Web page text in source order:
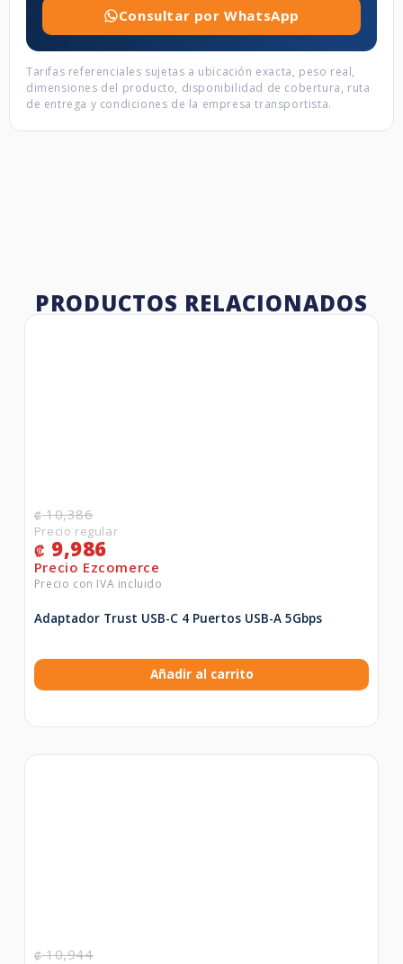
Consultar por WhatsApp
Tarifas referenciales sujetas a ubicación exacta, peso real,
dimensiones del producto, disponibilidad de cobertura, ruta
de entrega y condiciones de la empresa transportista.
PRODUCTOS RELACIONADOS
₡10,386
₡ 9,986
Adaptador Trust USB-C 4 Puertos USB-A 5Gbps
Añadir al carrito
₡10,944